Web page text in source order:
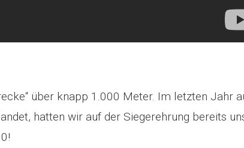
über knapp 1.000 Meter. Im letzten Jahr
hatten wir auf der Siegerehrung bereits